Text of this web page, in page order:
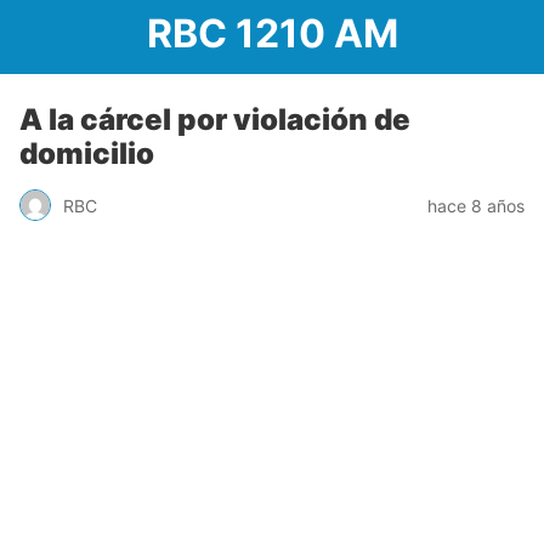
RBC 1210 AM
A la cárcel por violación de
domicilio
RBC hace 8 años